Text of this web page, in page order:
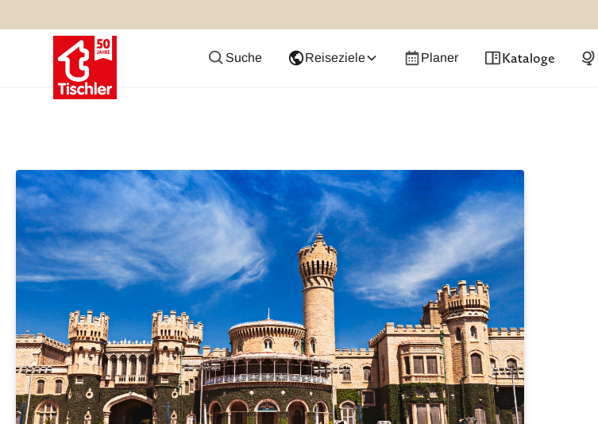
Suche Reiseziele Planer Kataloge